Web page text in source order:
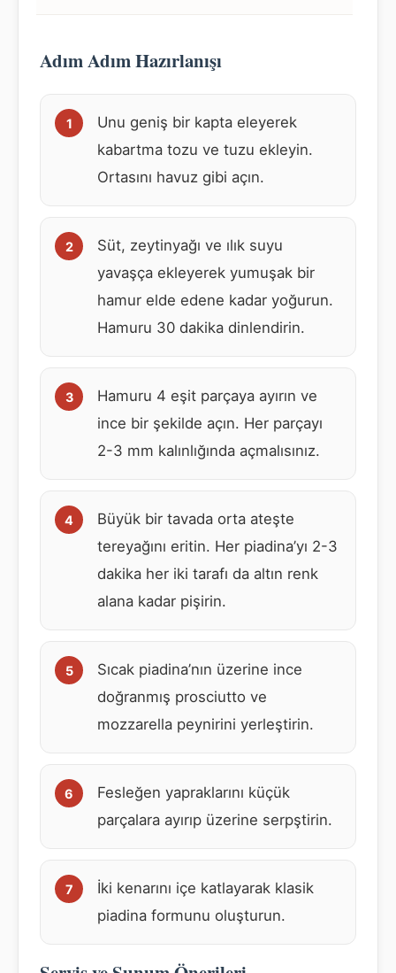
Adım Adım Hazırlanışı
Unu geniş bir kapta eleyerek
kabartma tozu ve tuzu ekleyin.
Ortasını havuz gibi açın.
Süt, zeytinyağı ve ılık suyu
yavaşça ekleyerek yumuşak bir
hamur elde edene kadar yoğurun.
Hamuru 30 dakika dinlendirin.
Hamuru 4 eşit parçaya ayırın ve
ince bir şekilde açın. Her parçayı
2-3 mm kalınlığında açmalısınız.
Büyük bir tavada orta ateşte
tereyağını eritin. Her piadina’yı 2-3
dakika her iki tarafı da altın renk
alana kadar pişirin.
Sıcak piadina’nın üzerine ince
doğranmış prosciutto ve
mozzarella peynirini yerleştirin.
Fesleğen yapraklarını küçük
parçalara ayırıp üzerine serpştirin.
İki kenarını içe katlayarak klasik
piadina formunu oluşturun.